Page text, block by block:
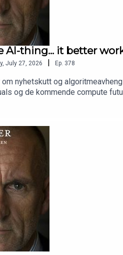
AI-thing... it better
July 27, 2026 | Ep. 378
nyhetskutt og
og de kommende compute
Varsler og agenter i
SpaceX-fallet og
Minneord om Olaf Tufte